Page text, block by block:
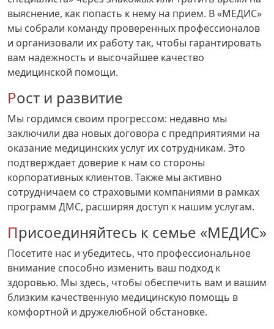
выяснение, как попасть к нему на прием. В «МЕДИС»
мы собрали команду проверенных профессионалов
и организовали их работу так, чтобы гарантировать
вам надежность и высочайшее качество
медицинской помощи.
Рост и развитие
Мы гордимся своим прогрессом: недавно мы
заключили два новых договора с предприятиями на
оказание медицинских услуг их сотрудникам. Это
подтверждает доверие к нам со стороны
корпоративных клиентов. Также мы активно
сотрудничаем со страховыми компаниями в рамках
программ ДМС, расширяя доступ к нашим услугам.
Присоединяйтесь к семье «МЕДИС»
Посетите нас и убедитесь, что профессиональное
внимание способно изменить ваш подход к
здоровью. Мы здесь, чтобы обеспечить вам и вашим
близким качественную медицинскую помощь в
комфортной и дружелюбной обстановке.